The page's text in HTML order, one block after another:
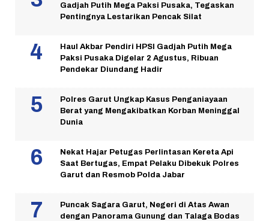
Gadjah Putih Mega Paksi Pusaka, Tegaskan
Pentingnya Lestarikan Pencak Silat
Haul Akbar Pendiri HPSI Gadjah Putih Mega
Paksi Pusaka Digelar 2 Agustus, Ribuan
Pendekar Diundang Hadir
Polres Garut Ungkap Kasus Penganiayaan
Berat yang Mengakibatkan Korban Meninggal
Dunia
Nekat Hajar Petugas Perlintasan Kereta Api
Saat Bertugas, Empat Pelaku Dibekuk Polres
Garut dan Resmob Polda Jabar
Puncak Sagara Garut, Negeri di Atas Awan
dengan Panorama Gunung dan Talaga Bodas